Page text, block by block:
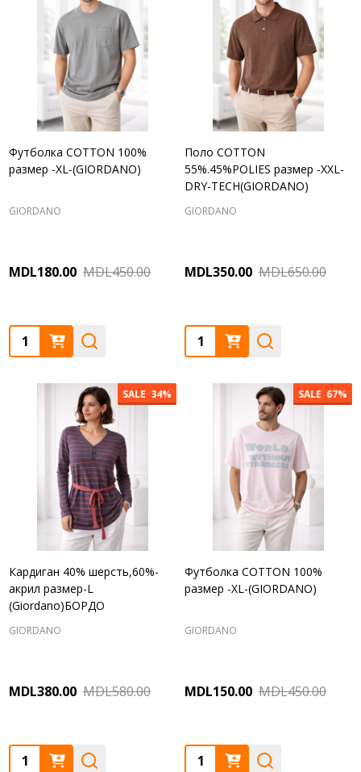
Футболка COTTON 100%
размер -XL-(GIORDANO)
GIORDANO
MDL180.00 MDL450.00
Quantity:
Поло COTTON
55%.45%POLIES размер -XXL-
DRY-TECH(GIORDANO)
GIORDANO
MDL350.00 MDL650.00
Quantity:
SALE 34%
Кардиган 40% шерсть,60%-
акрил размер-L
(Giordano)БОРДО
GIORDANO
MDL380.00 MDL580.00
Quantity:
SALE 67%
Футболка COTTON 100%
размер -XL-(GIORDANO)
GIORDANO
MDL150.00 MDL450.00
Quantity: